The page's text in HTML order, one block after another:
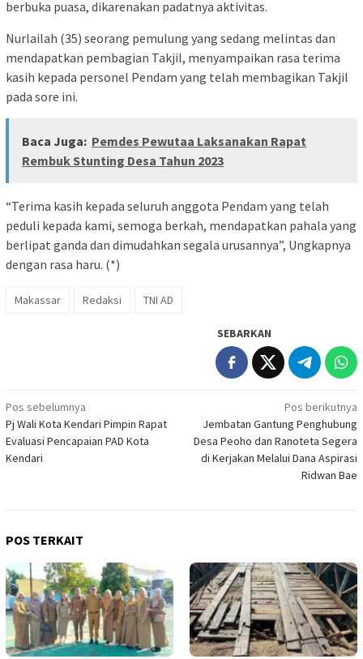
berbuka puasa, dikarenakan padatnya aktivitas.
Nurlailah (35) seorang pemulung yang sedang melintas dan
mendapatkan pembagian Takjil, menyampaikan rasa terima
kasih kepada personel Pendam yang telah membagikan Takjil
pada sore ini.
Baca Juga: Pemdes Pewutaa Laksanakan Rapat
Rembuk Stunting Desa Tahun 2023
“Terima kasih kepada seluruh anggota Pendam yang telah
peduli kepada kami, semoga berkah, mendapatkan pahala yang
berlipat ganda dan dimudahkan segala urusannya”, Ungkapnya
dengan rasa haru. (*)
Makassar Redaksi TNI AD
SEBARKAN
Navigasi
pos
Pos sebelumnya
Pj Wali Kota Kendari Pimpin Rapat
Evaluasi Pencapaian PAD Kota
Kendari
Pos berikutnya
Jembatan Gantung Penghubung
Desa Peoho dan Ranoteta Segera
di Kerjakan Melalui Dana Aspirasi
Ridwan Bae
POS TERKAIT